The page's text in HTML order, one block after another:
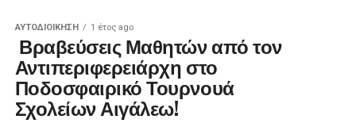
ΑΥΤΟΔΙΟΊΚΗΣΗ 1 έτος ago
Βραβεύσεις Μαθητών από τον
Αντιπεριφερειάρχη στο
Ποδοσφαιρικό Τουρνουά
Σχολείων Αιγάλεω!